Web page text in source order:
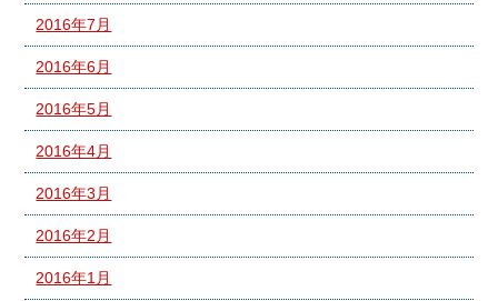
2016年7月
2016年6月
2016年5月
2016年4月
2016年3月
2016年2月
2016年1月